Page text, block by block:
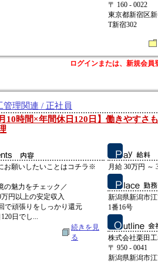
〒 160 - 0022
東京都新宿区
T新宿302
ログインまたは、新規会
管理関連 / 正社員
10時間×年間休日120日】働きやすさ
お願いしたいことはコチラ※
の魅力をチェック／
円以上の安定収入
で頑張りをしっかり還元
日でし...
続きを見
る
月給 30万円 ～
新潟県新潟市
1番16号
株式会社栗田
〒 950 - 0041
新潟県新潟市